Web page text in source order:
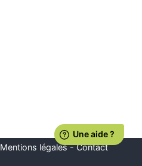
Mentions légales-Contact